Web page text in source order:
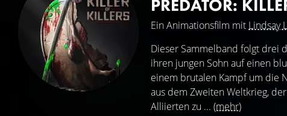
PREDATOR:
Ein Animationsfilm mit Lindsay
Dieser Sammelband folgt drei
ihren jungen Sohn auf einen
einem brutalen Kampf um die
aus dem Zweiten Weltkrieg,
Alliierten zu ... (mehr)